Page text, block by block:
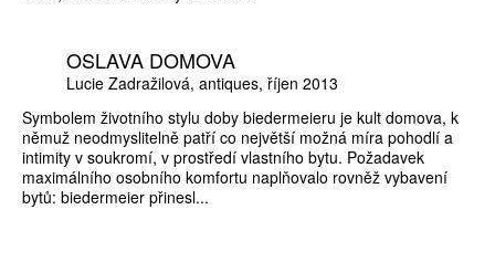
OSLAVA DOMOVA
Lucie Zadražilová antiques říjen 2013
Symbolem životního stylu doby biedermeieru je kult domova, k
němuž neodmyslitelně patří co největší možná míra pohodlí a
intimity v soukromí, v prostředí vlastního bytu. Požadavek
maximálního osobního komfortu naplňovalo rovněž vybavení
bytů: biedermeier přinesl...